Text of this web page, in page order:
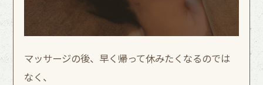
マッサージの後、早く帰って休みたくなるのでは
なく、